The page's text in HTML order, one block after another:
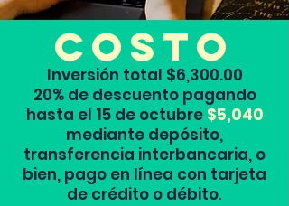
Costo
Inversión total $6,300.00
20% de descuento pagando
hasta el 15 de octubre $5,040
mediante depósito,
transferencia interbancaria, o
bien, pago en línea con tarjeta
de crédito o débito.